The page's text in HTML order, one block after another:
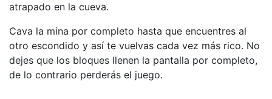
atrapado en la cueva.
Cava la mina por completo hasta que encuentres al
otro escondido y así te vuelvas cada vez más rico. No
dejes que los bloques llenen la pantalla por completo,
de lo contrario perderás el juego.